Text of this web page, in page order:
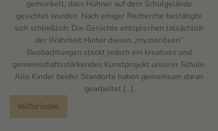
gemunkelt, dass Hühner auf dem Schulgelände
gesichtet wurden. Nach einiger Recherche bestätigte
sich schließlich: Die Gerüchte entsprechen tatsächlich
der Wahrheit.Hinter diesen „mysteriösen“
Beobachtungen steckt jedoch ein kreatives und
gemeinschaftsstärkendes Kunstprojekt unserer Schule.
Alle Kinder beider Standorte haben gemeinsam daran
gearbeitet […]
Weiterlesen